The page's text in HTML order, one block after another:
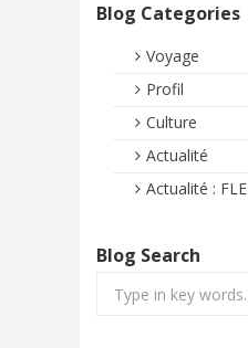
Blog Categories
Voyage
Profil
Culture
Actualité
Actualité : FLE
Blog Search